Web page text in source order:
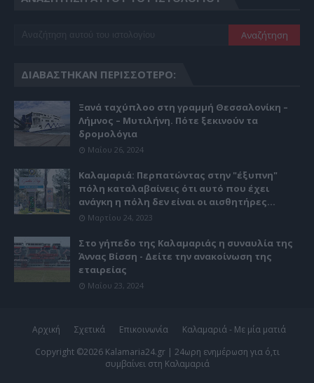
ΔΙΑΒΆΣΤΗΚΑΝ ΠΕΡΙΣΣΌΤΕΡΟ:
Ξανά ταχύπλοο στη γραμμή Θεσσαλονίκη –
Λήμνος – Μυτιλήνη. Πότε ξεκινούν τα
δρομολόγια
Μαΐου 26, 2024
Καλαμαριά: Περπατώντας στην "έξυπνη"
πόλη καταλαβαίνεις ότι αυτό που έχει
ανάγκη η πόλη δεν είναι οι αισθητήρες...
Μαρτίου 24, 2023
Στο γήπεδο της Καλαμαριάς η συναυλία της
Άννας Βίσση - Δείτε την ανακοίνωση της
εταιρείας
Μαΐου 23, 2024
Αρχική Σχετικά Επικοινωνία
Καλαμαριά - Με μία ματιά
Copyright ©2026 Kalamaria24.gr | 24ωρη ενημέρωση για ό,τι
συμβαίνει στη Καλαμαριά